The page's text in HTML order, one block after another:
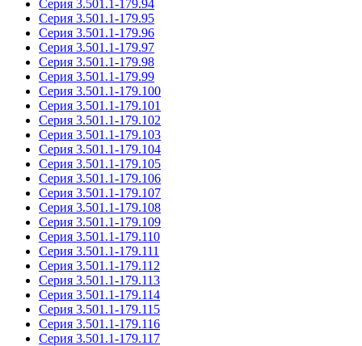
Серия 3.501.1-179.94
Серия 3.501.1-179.95
Серия 3.501.1-179.96
Серия 3.501.1-179.97
Серия 3.501.1-179.98
Серия 3.501.1-179.99
Серия 3.501.1-179.100
Серия 3.501.1-179.101
Серия 3.501.1-179.102
Серия 3.501.1-179.103
Серия 3.501.1-179.104
Серия 3.501.1-179.105
Серия 3.501.1-179.106
Серия 3.501.1-179.107
Серия 3.501.1-179.108
Серия 3.501.1-179.109
Серия 3.501.1-179.110
Серия 3.501.1-179.111
Серия 3.501.1-179.112
Серия 3.501.1-179.113
Серия 3.501.1-179.114
Серия 3.501.1-179.115
Серия 3.501.1-179.116
Серия 3.501.1-179.117